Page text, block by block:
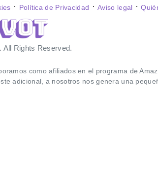
⋅ Política de Privacidad ⋅ Aviso legal ⋅
All Rights Reserved.
como afiliados en el programa de
adicional, a nosotros nos genera una